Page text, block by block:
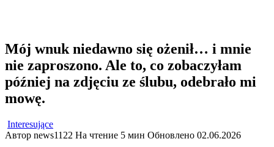
Mój wnuk niedawno się ożenił… i mnie
nie zaproszono. Ale to, co zobaczyłam
później na zdjęciu ze ślubu, odebrało mi
mowę.
Interesujące
Автор news1122 На чтение 5 мин Обновлено 02.06.2026